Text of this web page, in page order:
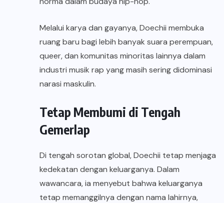
Melalui karya dan gayanya, Doechii membuka
ruang baru bagi lebih banyak suara perempuan,
queer, dan komunitas minoritas lainnya dalam
industri musik rap yang masih sering didominasi
narasi maskulin.
Tetap Membumi di Tengah
Gemerlap
Di tengah sorotan global, Doechii tetap menjaga
kedekatan dengan keluarganya. Dalam
wawancara, ia menyebut bahwa keluarganya
tetap memanggilnya dengan nama lahirnya,